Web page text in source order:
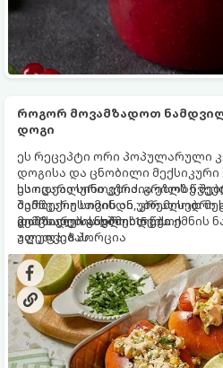
როგორ მოვამზადოთ
დოგი
ეს რეცეპტი ორი პოპულარული
დოგისა და ცნობილი მექსიკური
საოცარი სინთეზია. გრილზე
შემწვარი სიმინდი,
და ცხარე სანელებლები ქმნის
აფეთქებას.
ეს იდეალური კერძია ეზოს
ბარბექიუსთვის ან უბრალოდ
გემრიელი ვახშმისთვის.
მომზადების დრო: 15 წუთი
ულუფა: 8 პორცია